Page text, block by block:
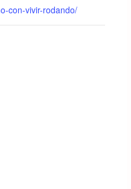
con-vivir-rodando/